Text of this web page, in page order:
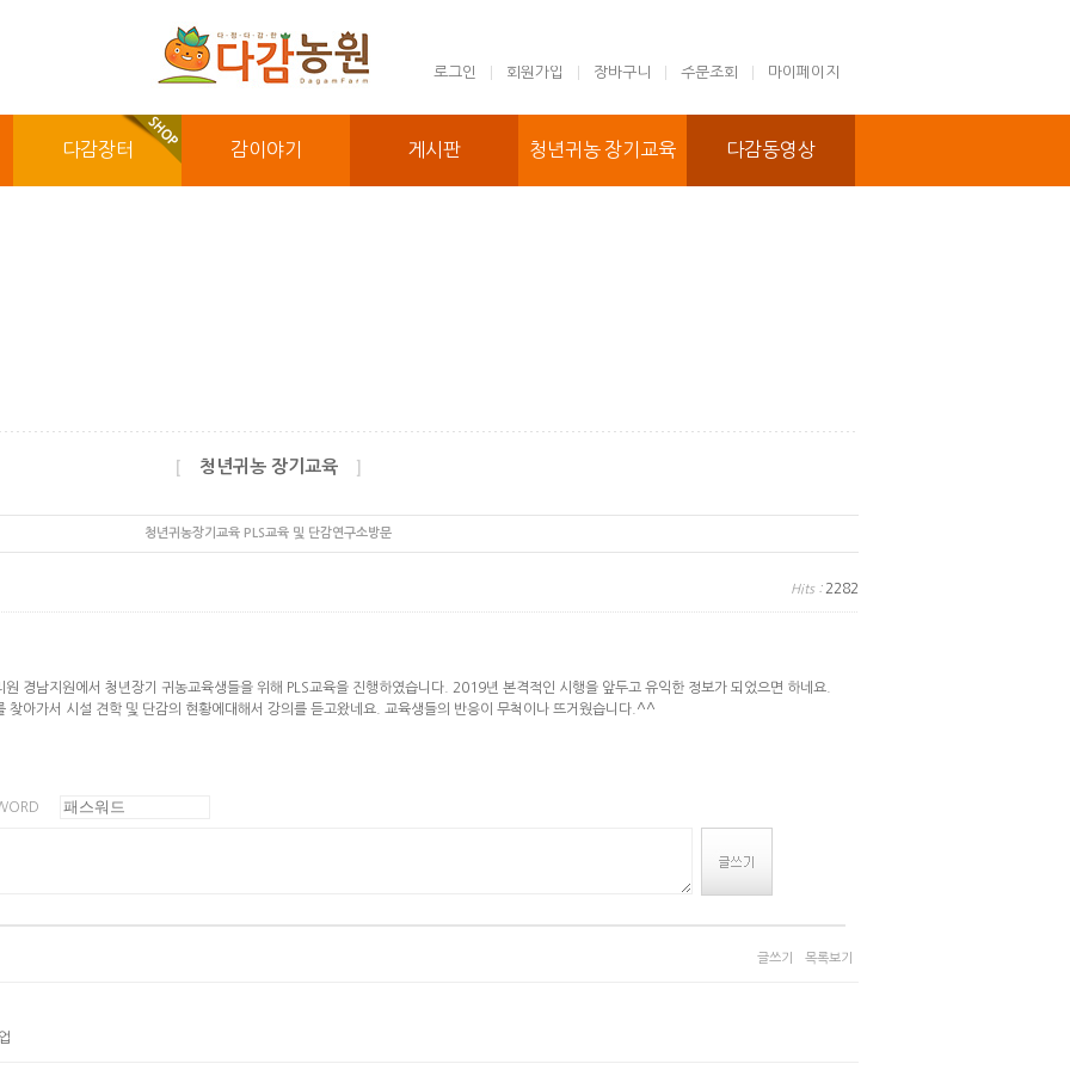
로그인 회원가입 장바구니 주문조회 마이페이지
다감장터 감이야기 게시판 청년귀농 장기교육 다감동영상
청년귀농 장기교육
청년귀농장기교육 PLS교육 및 단감연구소방문
Hits :2282
경남지원에서 청년장기 귀농교육생들을 위해 PLS교육을 진행하였습니다. 2019년 본격적인 시행을 앞두고 유익한 정보가 되었으면 하네요.
찾아가서 시설 견학 및 단감의 현황에대해서 강의를 듣고왔네요. 교육생들의 반응이 무척이나 뜨거웠습니다.^^
글쓰기 목록보기